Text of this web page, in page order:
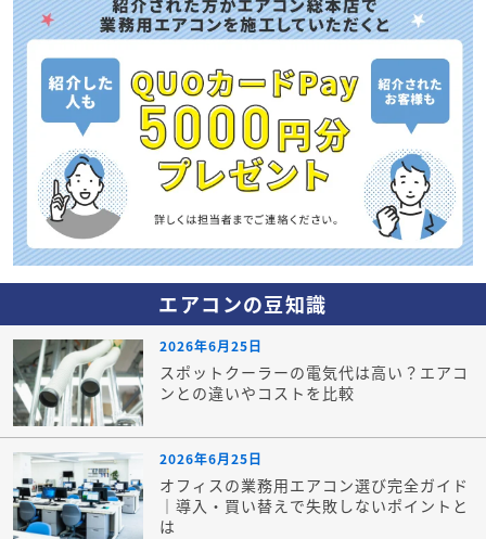
エアコンの豆知識
2026年6月25日
スポットクーラーの電気代は高い？エアコ
ンとの違いやコストを比較
2026年6月25日
オフィスの業務用エアコン選び完全ガイド
｜導入・買い替えで失敗しないポイントと
は